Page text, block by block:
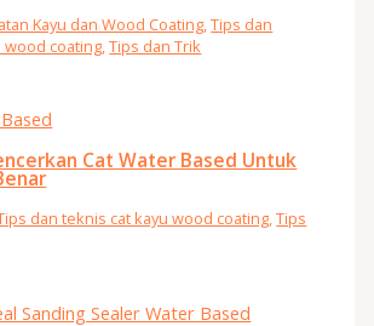
Kayu dan Wood Coating,Tips dan
wood coating,Tips dan Trik
Cat Water Based Untuk
dan teknis cat kayu wood coating,Tips